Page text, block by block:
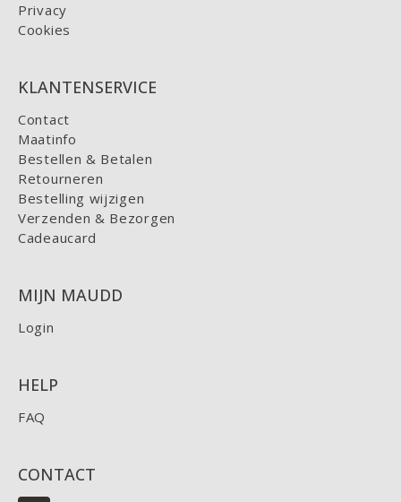
Privacy
Cookies
KLANTENSERVICE
Contact
Maatinfo
Bestellen & Betalen
Retourneren
Bestelling wijzigen
Verzenden & Bezorgen
Cadeaucard
MIJN MAUDD
Login
HELP
FAQ
CONTACT